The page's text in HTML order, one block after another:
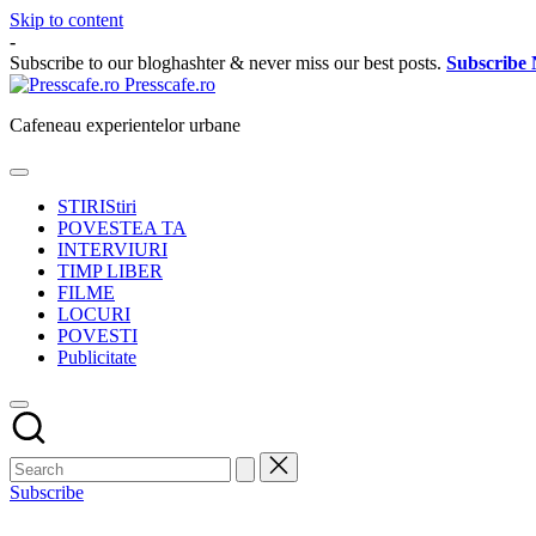
Skip to content
-
Subscribe to our bloghashter & never miss our best posts. Subscribe
Presscafe.ro
Cafeneau experientelor urbane
STIRIStiri
POVESTEA TA
INTERVIURI
TIMP LIBER
FILME
LOCURI
POVESTI
Publicitate
Subscribe